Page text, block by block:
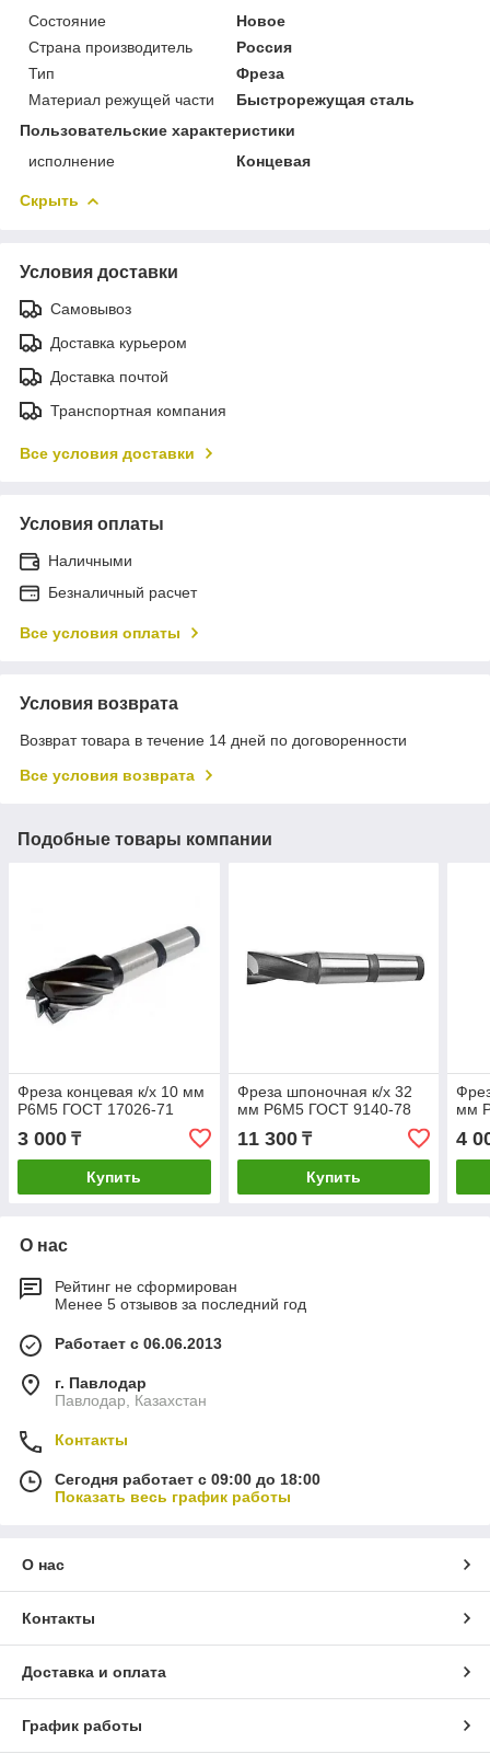
Состояние
Новое
Страна производитель
Россия
Тип
Фреза
Материал режущей части
Быстрорежущая сталь
Пользовательские характеристики
исполнение
Концевая
Скрыть
Условия доставки
Самовывоз
Доставка курьером
Доставка почтой
Транспортная компания
Все условия доставки
Условия оплаты
Наличными
Безналичный расчет
Все условия оплаты
Условия возврата
Возврат товара в течение 14 дней по договоренности
Все условия возврата
Подобные товары компании
Фреза концевая к/х 10 мм
Р6М5 ГОСТ 17026-71
3 000 ₸
Купить
Фреза шпоночная к/х 32
мм Р6М5 ГОСТ 9140-78
11 300₸
Купить
мм
4
О нас
Рейтинг не сформирован
Менее 5 отзывов за последний год
Работает с 06.06.2013
г. Павлодар
Павлодар, Казахстан
Контакты
Сегодня работает с 09:00 до 18:00
Показать весь график работы
О нас
Контакты
Доставка и оплата
График работы